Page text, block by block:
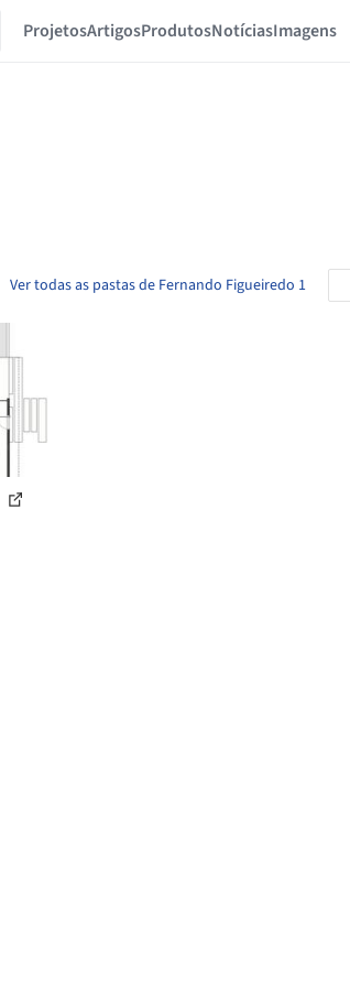
ProjetosArtigosProdutosNotíciasImagens
Ver todas as pastas de Fernando Figueiredo 1